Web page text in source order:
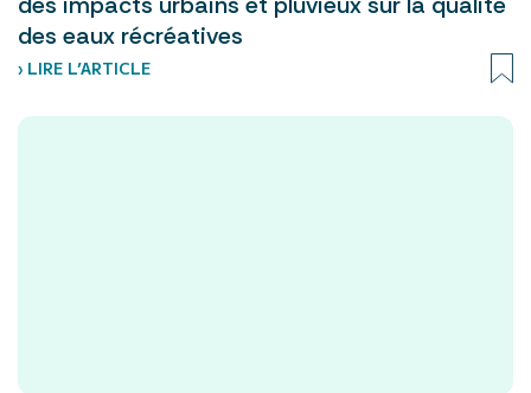
des eaux récréatives
› LIRE L’ARTICLE